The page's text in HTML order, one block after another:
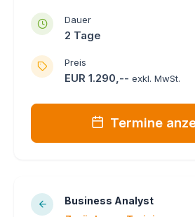
Dauer
2 Tage
Preis
EUR 1.290,-- exkl. MwSt.
Termine
Business Analyst